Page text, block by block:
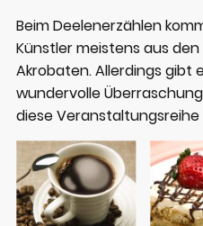
Beim Deelenerzählen
Künstler meistens aus den
Akrobaten. Allerdings gibt
wundervolle
diese